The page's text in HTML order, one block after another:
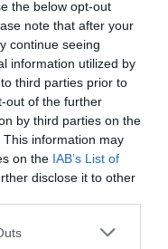
the below opt-out
note that after your
continue seeing
information utilized by
third parties prior to
out of the further
by third parties on the
This information may
on the IAB’s List of
disclose it to other
το
με
τοπική